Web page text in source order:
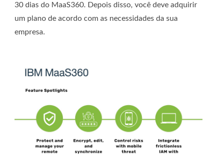
30 dias do MaaS360. Depois disso, você deve adquirir
um plano de acordo com as necessidades da sua
empresa.